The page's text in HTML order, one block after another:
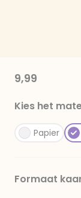
9,99
Kies het
Papier
Formaat